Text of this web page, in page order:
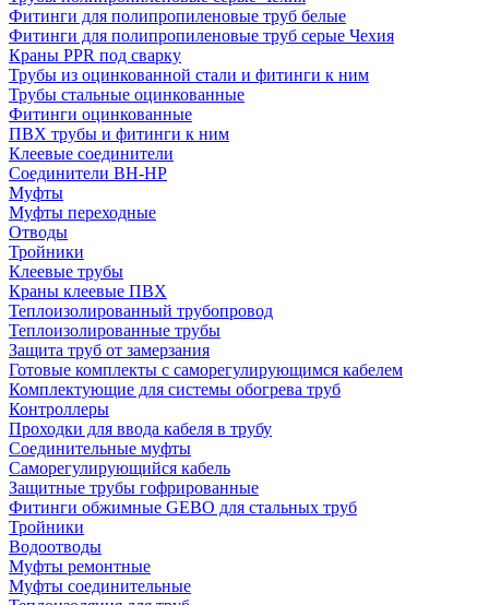
Фитинги для полипропиленовые труб белые
Фитинги для полипропиленовые труб серые Чехия
Краны PPR под сварку
Трубы из оцинкованной стали и фитинги к ним
Трубы стальные оцинкованные
Фитинги оцинкованные
ПВХ трубы и фитинги к ним
Клеевые соединители
Соединители ВН-НР
Муфты
Муфты переходные
Отводы
Тройники
Клеевые трубы
Краны клеевые ПВХ
Теплоизолированный трубопровод
Теплоизолированные трубы
Защита труб от замерзания
Готовые комплекты с саморегулирующимся кабелем
Комплектующие для системы обогрева труб
Контроллеры
Проходки для ввода кабеля в трубу
Соединительные муфты
Саморегулирующийся кабель
Защитные трубы гофрированные
Фитинги обжимные GEBO для стальных труб
Тройники
Водоотводы
Муфты ремонтные
Муфты соединительные